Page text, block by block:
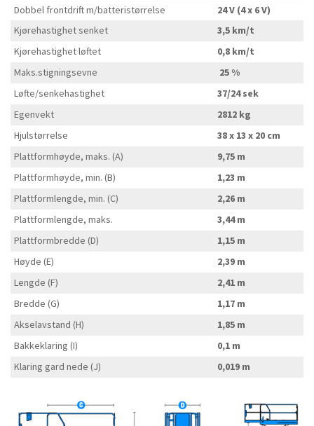
Dobbel frontdrift m/batteristørrelse
24 V (4 x 6 V)
Kjørehastighet senket
3,5 km/t
Kjørehastighet løftet
0,8 km/t
Maks.stigningsevne
25 %
Løfte/senkehastighet
37/24 sek
Egenvekt
2812 kg
Hjulstørrelse
38 x 13 x 20 cm
Plattformhøyde, maks. (A)
9,75 m
Plattformhøyde, min. (B)
1,23 m
Plattformlengde, min. (C)
2,26 m
Plattformlengde, maks.
3,44 m
Plattformbredde (D)
1,15 m
Høyde (E)
2,39 m
Lengde (F)
2,41 m
Bredde (G)
1,17 m
Akselavstand (H)
1,85 m
Bakkeklaring (I)
0,1 m
Klaring gard nede (J)
0,019 m